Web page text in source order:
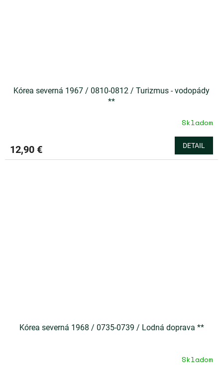
Kórea severná 1967 / 0810-0812 / Turizmus - vodopády
**
Skladom
12,90 € DETAIL
Kórea severná 1968 / 0735-0739 / Lodná doprava **
Skladom